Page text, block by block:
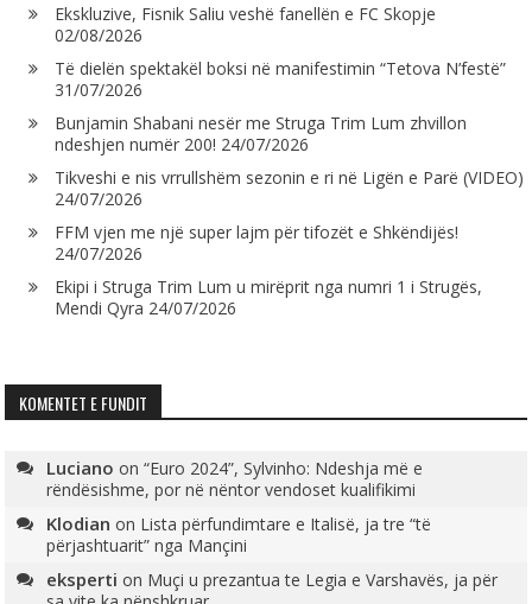
Ekskluzive, Fisnik Saliu veshë fanellën e FC Skopje
02/08/2026
Të dielën spektakël boksi në manifestimin “Tetova N’festë”
31/07/2026
Bunjamin Shabani nesër me Struga Trim Lum zhvillon
ndeshjen numër 200! 24/07/2026
Tikveshi e nis vrrullshëm sezonin e ri në Ligën e Parë (VIDEO)
24/07/2026
FFM vjen me një super lajm për tifozët e Shkëndijës!
24/07/2026
Ekipi i Struga Trim Lum u mirëprit nga numri 1 i Strugës,
Mendi Qyra 24/07/2026
KOMENTET E FUNDIT
Luciano on“Euro 2024”, Sylvinho: Ndeshja më e
rëndësishme, por në nëntor vendoset kualifikimi
Klodian on Lista përfundimtare e Italisë, ja tre “të
përjashtuarit” nga Mançini
eksperti on Muçi u prezantua te Legia e Varshavës, ja për